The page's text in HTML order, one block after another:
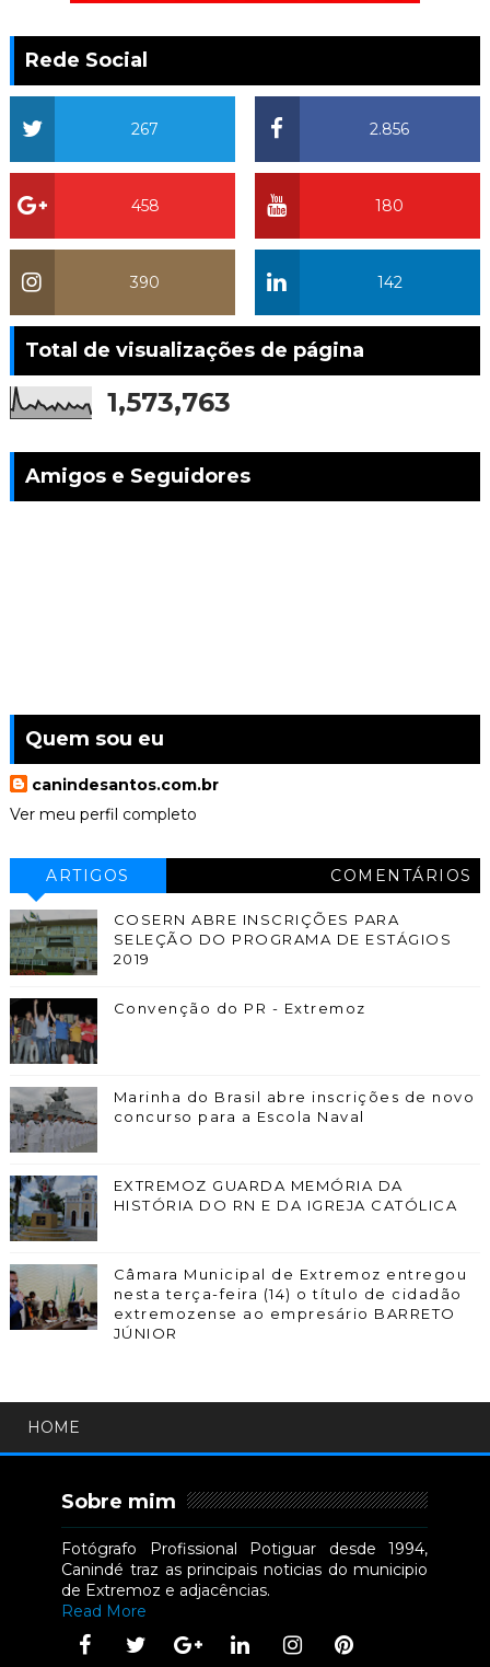
Rede Social
2.856
267
180
458
142
390
Total de visualizações de página
1,573,763
Amigos e Seguidores
Quem sou eu
canindesantos.com.br
Ver meu perfil completo
ARTIGOS COMENTÁRIOS
COSERN ABRE INSCRIÇÕES PARA
SELEÇÃO DO PROGRAMA DE ESTÁGIOS
2019
Convenção do PR - Extremoz
Marinha do Brasil abre inscrições de novo
concurso para a Escola Naval
EXTREMOZ GUARDA MEMÓRIA DA
HISTÓRIA DO RN E DA IGREJA CATÓLICA
Câmara Municipal de Extremoz entregou
nesta terça-feira (14) o título de cidadão
extremozense ao empresário BARRETO
JÚNIOR
HOME
Sobre mim
Fotógrafo Profissional Potiguar desde 1994,
Canindé traz as principais noticias do municipio
de Extremoz e adjacências.
Read More